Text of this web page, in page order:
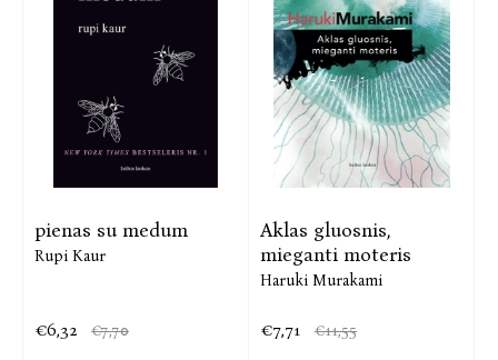
pienas su medum
Rupi Kaur
€6,32 €7,70
Aklas gluosnis,
mieganti moteris
Haruki Murakami
€7,71 €11,55